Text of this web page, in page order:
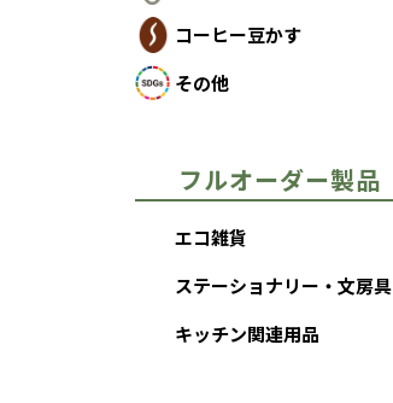
コーヒー豆かす
その他
フルオーダー製品
エコ雑貨
ステーショナリー・文房具
キッチン関連用品